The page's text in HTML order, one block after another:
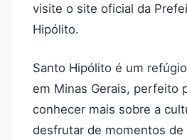
visite o site oficial da
Hipólito.
Santo Hipólito é um
em Minas Gerais, perfeito
conhecer mais sobre a
desfrutar de momentos de